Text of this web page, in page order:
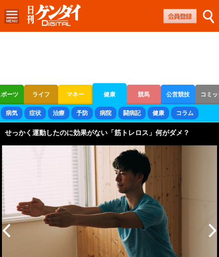
ーツ ライフ マネー 健康 競馬 公営競技 コミ
ボートレース 競輪 オートレース
病気 症状 治療 予防 病院 闘病記 健康 コラム
せっかく運動したのに効果がない「筋トレロス」何がダメ？